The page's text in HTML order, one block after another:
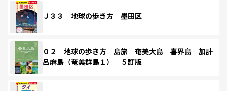
Ｊ３３ 地球の歩き方 墨田区
０２ 地球の歩き方 島旅 奄美大島 喜界島 加計
呂麻島（奄美群島１） ５訂版